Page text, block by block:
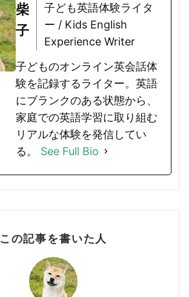
柴
子
子ども英語体験ライタ
ー / Kids English
Experience Writer
子どものオンライン英会話体
験を記録するライター。英語
にブランクのある状態から、
家庭での英語学習に取り組む
リアルな体験を発信してい
る。 See Full Bio
この記事を書いた人